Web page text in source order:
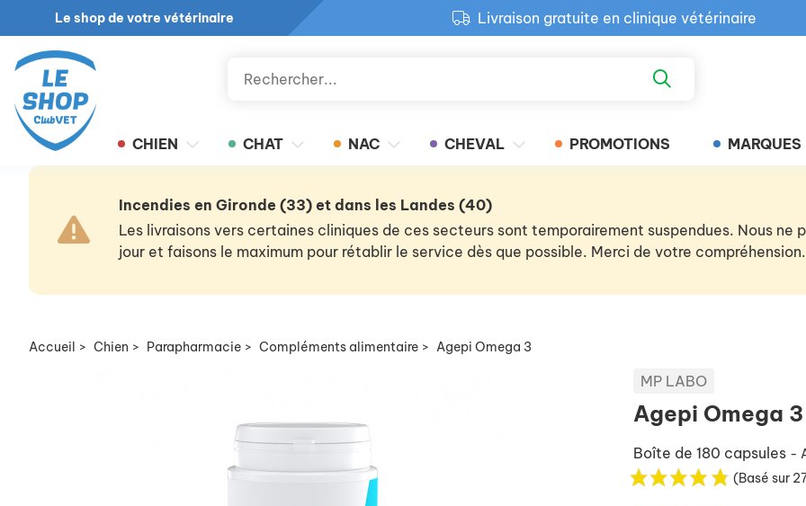
Le shop de votre vétérinaire
Livraison gratuite en clinique vétérinaire
Retour produit gratuit en clinique
CHIEN CHAT NAC CHEVAL PROMOTIONS MARQUES
Incendies en Gironde (33) et dans les Landes (40)
Les livraisons vers certaines cliniques de ces secteurs sont temporairement suspendues. Nous ne
jour et faisons le maximum pour rétablir le service dès que possible. Merci de votre compréhension.
Accueil > Chien > Parapharmacie > Compléments alimentaire > Agepi Omega 3
MP LABO
Agepi Omega 3
Boîte de 180 capsules -
(Basé sur